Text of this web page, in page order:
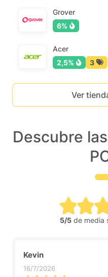
Grover
6%
Acer
2,5%
3
Ver
Descubre
5/5de media
Kevin
16/7/2026